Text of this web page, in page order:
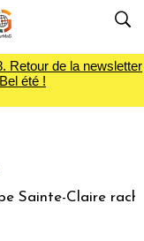
Retour de la newsletter
été !
Sainte-Claire